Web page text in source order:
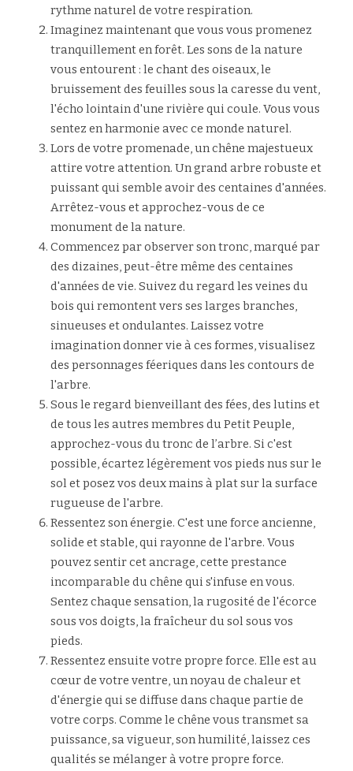
rythme naturel de votre respiration.
Imaginez maintenant que vous vous promenez
tranquillement en forêt. Les sons de la nature
vous entourent : le chant des oiseaux, le
bruissement des feuilles sous la caresse du vent,
l'écho lointain d'une rivière qui coule. Vous vous
sentez en harmonie avec ce monde naturel.
Lors de votre promenade, un chêne majestueux
attire votre attention. Un grand arbre robuste et
puissant qui semble avoir des centaines d'années.
Arrêtez-vous et approchez-vous de ce
monument de la nature.
Commencez par observer son tronc, marqué par
des dizaines, peut-être même des centaines
d'années de vie. Suivez du regard les veines du
bois qui remontent vers ses larges branches,
sinueuses et ondulantes. Laissez votre
imagination donner vie à ces formes, visualisez
des personnages féeriques dans les contours de
l'arbre.
Sous le regard bienveillant des fées, des lutins et
de tous les autres membres du Petit Peuple,
approchez-vous du tronc de l’arbre. Si c'est
possible, écartez légèrement vos pieds nus sur le
sol et posez vos deux mains à plat sur la surface
rugueuse de l'arbre.
Ressentez son énergie. C'est une force ancienne,
solide et stable, qui rayonne de l'arbre. Vous
pouvez sentir cet ancrage, cette prestance
incomparable du chêne qui s'infuse en vous.
Sentez chaque sensation, la rugosité de l'écorce
sous vos doigts, la fraîcheur du sol sous vos
pieds.
Ressentez ensuite votre propre force. Elle est au
cœur de votre ventre, un noyau de chaleur et
d'énergie qui se diffuse dans chaque partie de
votre corps. Comme le chêne vous transmet sa
puissance, sa vigueur, son humilité, laissez ces
qualités se mélanger à votre propre force.